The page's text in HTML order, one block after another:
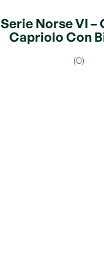
Serie Norse VI –
Capriolo Con
(0)